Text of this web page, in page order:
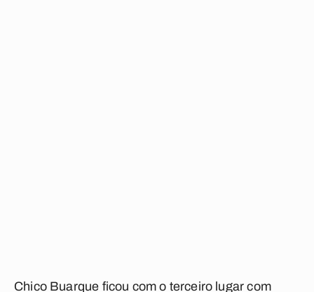
Chico Buarque ficou com o terceiro lugar com